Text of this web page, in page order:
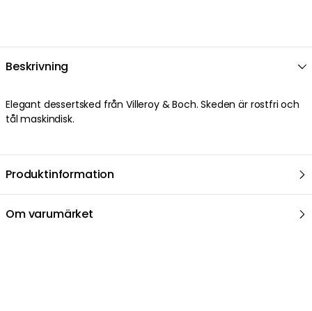
Beskrivning
Elegant dessertsked från Villeroy & Boch. Skeden är rostfri och
tål maskindisk.
Produktinformation
Om varumärket